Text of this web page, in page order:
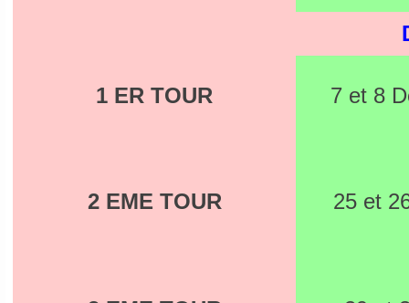
1 ER TOUR 7 et 8
2 EME TOUR 25 et